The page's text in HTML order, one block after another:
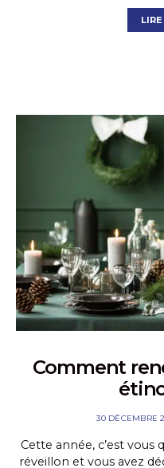
Comment
30 DÉCEMBRE
Cette année, c’est vous
réveillon et vous avez